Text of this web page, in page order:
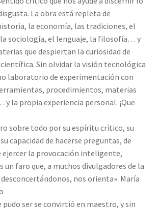
La obra está repleta de
la economía, las tradiciones, el
sociología, el lenguaje, la filosofía… y
que despiertan la curiosidad de
Sin olvidar la visión tecnológica
laboratorio de experimentación con
procedimientos, materias
la propia experiencia personal. ¡Que
sobre todo por su espíritu crítico, su
capacidad de hacerse preguntas, de
ejercer la provocación inteligente,
un faro que, a muchos divulgadores de la
desconcertándonos, nos orienta». María
pudo ser se convirtió en maestro, y sin